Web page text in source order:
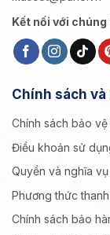
Kết nối với chúng
Chính sách
Chính sách bảo
Điều khoản sử
Quyền và nghĩa vụ
Phương thức
Chính sách bảo